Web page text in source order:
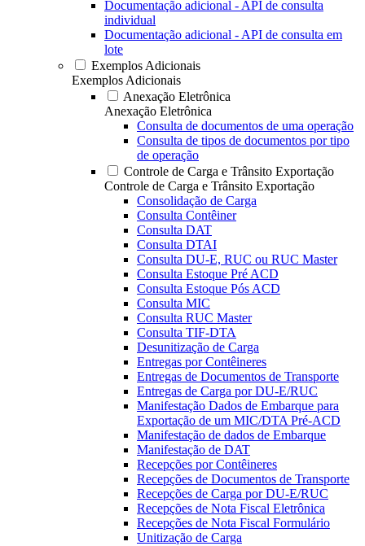
Documentação adicional - API de consulta
individual
Documentação adicional - API de consulta em
lote
Exemplos Adicionais
Exemplos Adicionais
Anexação Eletrônica
Anexação Eletrônica
Consulta de documentos de uma operação
Consulta de tipos de documentos por tipo
de operação
Controle de Carga e Trânsito Exportação
Controle de Carga e Trânsito Exportação
Consolidação de Carga
Consulta Contêiner
Consulta DAT
Consulta DTAI
Consulta DU-E, RUC ou RUC Master
Consulta Estoque Pré ACD
Consulta Estoque Pós ACD
Consulta MIC
Consulta RUC Master
Consulta TIF-DTA
Desunitização de Carga
Entregas por Contêineres
Entregas de Documentos de Transporte
Entregas de Carga por DU-E/RUC
Manifestação Dados de Embarque para
Exportação de um MIC/DTA Pré-ACD
Manifestação de dados de Embarque
Manifestação de DAT
Recepções por Contêineres
Recepções de Documentos de Transporte
Recepções de Carga por DU-E/RUC
Recepções de Nota Fiscal Eletrônica
Recepções de Nota Fiscal Formulário
Unitização de Carga